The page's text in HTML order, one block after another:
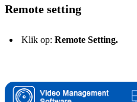
Remote setting
Klik op: Remote Setting.